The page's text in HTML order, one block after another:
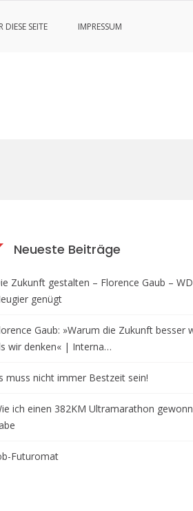
DIESE SEITE IMPRESSUM
Neueste Beiträge
Zukunft gestalten – Florence Gaub –
genügt
Gaub: »Warum die Zukunft besser
wir denken« | Interna…
muss nicht immer Bestzeit sein!
ich einen 382KM Ultramarathon
Futuromat